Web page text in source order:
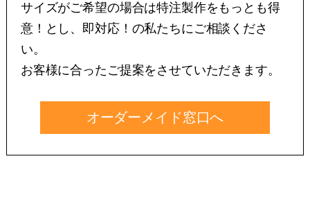
サイズがご希望の場合は特注製作をもっとも得
意！とし、即対応！の私たちにご相談くださ
い。
お客様に合ったご提案をさせていただきます。
オーダーメイド窓口へ